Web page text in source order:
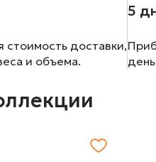
стоимость доставки,
и объема.
5